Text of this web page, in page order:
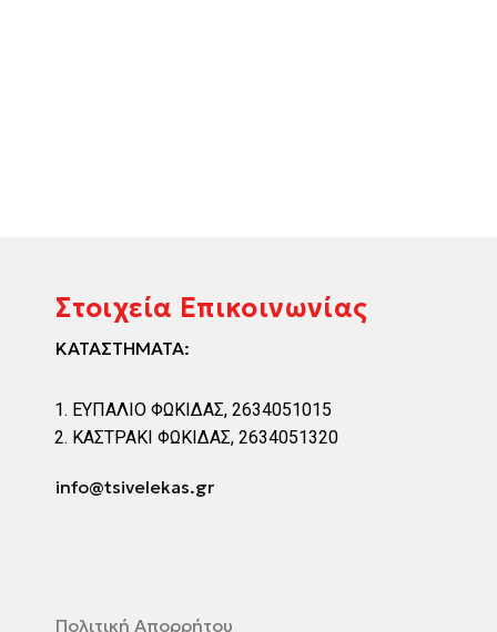
Στοιχεία Επικοινωνίας
ΚΑΤΑΣΤΗΜΑΤΑ:
ΕΥΠΑΛΙΟ ΦΩΚΙΔΑΣ, 2634051015
ΚΑΣΤΡΑΚΙ ΦΩΚΙΔΑΣ, 2634051320
info@tsivelekas.gr
Πολιτική Απορρήτου